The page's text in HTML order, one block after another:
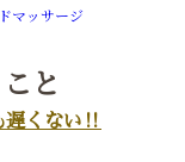
マッサージ
と
遅くない‼︎